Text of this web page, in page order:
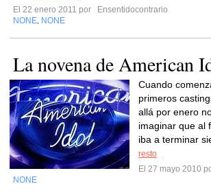
El 22 enero 2011 por
Ensentidocontrario
NONE NONE
La novena de American
Cuando
primeros
allá por enero
imaginar que al
iba a terminar
resto
El 27 mayo 2010
NONE